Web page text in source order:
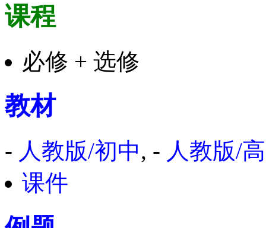
课程
必修 + 选修
教材
- 人教版/初中, - 人教版/
课件